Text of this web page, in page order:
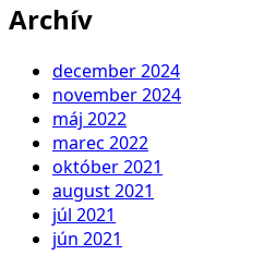
Archív
december 2024
november 2024
máj 2022
marec 2022
október 2021
august 2021
júl 2021
jún 2021